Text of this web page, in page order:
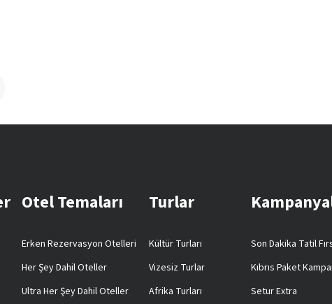
Otel Temaları
Erken Rezervasyon Otelleri
Her Şey Dahil Oteller
Ultra Her Şey Dahil Oteller
Turlar
Kültür Turları
Vizesiz Turlar
Afrika Turları
Son Dakika Tatil
Kıbrıs Paket
Setur Extra